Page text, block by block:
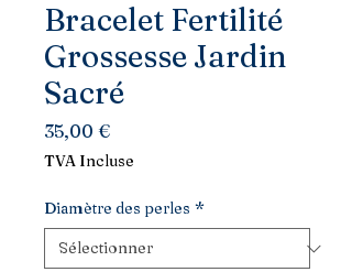
Bracelet Fertilité
Grossesse Jardin
Sacré
35,00 €Prix
TVA Incluse
Diamètre des perles *